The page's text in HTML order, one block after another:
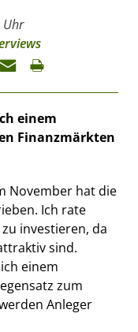
Uhr
einem
Finanzmärkten
November hat die
Ich rate
investieren, da
sind.
einem
zum
Anleger